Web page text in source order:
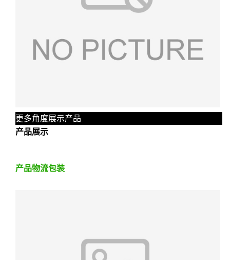
更多角度展示产品
产品展示
产品物流包装